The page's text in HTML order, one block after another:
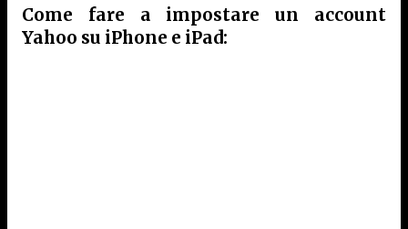
Come fare a impostare un account
Yahoo su iPhone e iPad: